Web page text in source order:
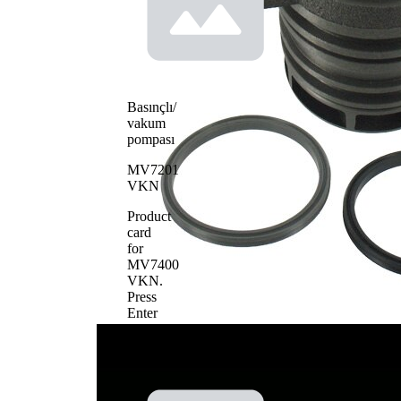
Aquamax
Basınçlı/
vakum
pompası
MV7201
VKN
Product
card
for
MV7400
VKN.
Press
Enter
to